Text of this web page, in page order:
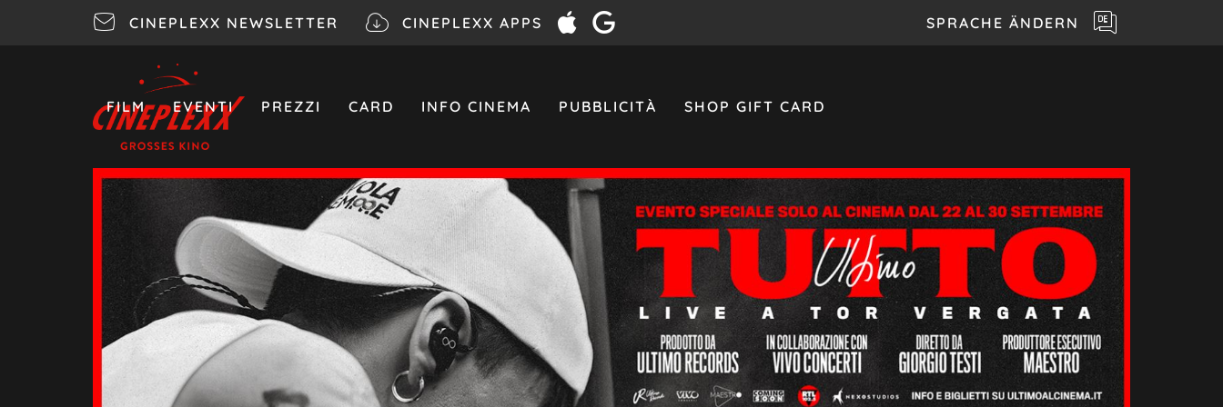
CINEPLEXX NEWSLETTER CINEPLEXX APPS SPRACHE ÄNDERN
FILM EVENTI PREZZI CARD INFO CINEMA PUBBLICITÀ SHOP GIFT CARD